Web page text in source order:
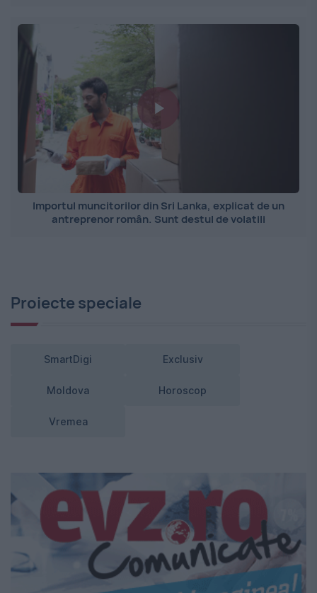
Importul muncitorilor din Sri Lanka, explicat de un
antreprenor român. Sunt destul de volatili
Proiecte speciale
SmartDigi Exclusiv
Moldova Horoscop
Vremea